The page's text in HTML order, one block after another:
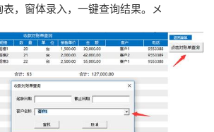
，窗体录入，一键查询结果。メ